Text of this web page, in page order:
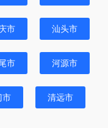
市 汕头市
市 河源市
市 清远市